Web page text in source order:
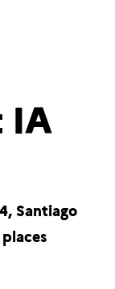
IA
Santiago